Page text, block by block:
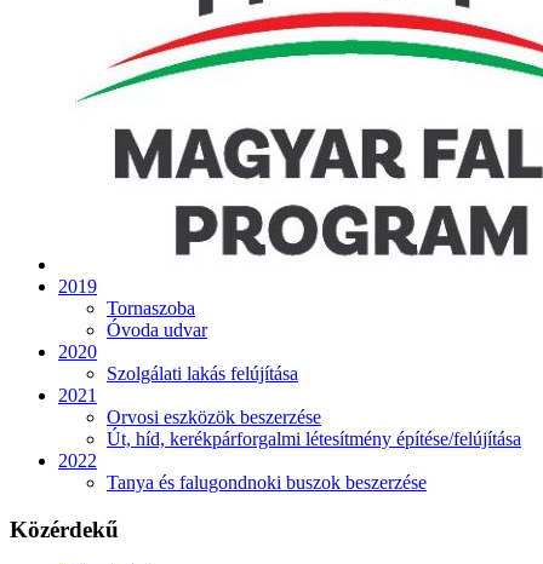
2019
Tornaszoba
Óvoda udvar
2020
Szolgálati lakás felújítása
2021
Orvosi eszközök beszerzése
Út, híd, kerékpárforgalmi létesítmény építése/felújítása
2022
Tanya és falugondnoki buszok beszerzése
Közérdekű